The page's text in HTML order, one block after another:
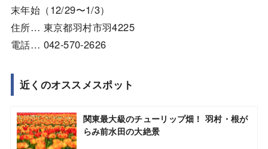
末年始（12/29〜1/3）
住所… 東京都羽村市羽4225
電話… 042-570-2626
近くのオススメスポット
関東最大級のチューリップ畑！ 羽村・根が
らみ前水田の大絶景